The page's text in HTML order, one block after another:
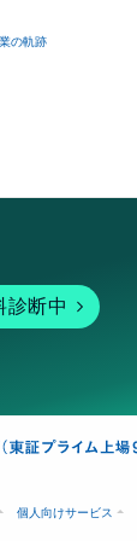
の軌跡
診断中
個人向けサービス